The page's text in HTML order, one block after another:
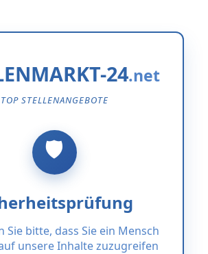
24
TOP STELLENANGEBOTE
Sie bitte, dass Sie ein Mensch
unsere Inhalte zuzugreifen